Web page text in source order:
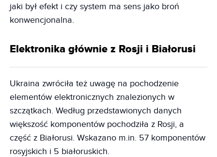
jaki był efekt i czy system ma sens jako broń
konwencjonalna.
Elektronika głównie z Rosji i Białorusi
Ukraina zwróciła też uwagę na pochodzenie
elementów elektronicznych znalezionych w
szczątkach. Według przedstawionych danych
większość komponentów pochodziła z Rosji, a
część z Białorusi. Wskazano m.in. 57 komponentów
rosyjskich i 5 białoruskich.